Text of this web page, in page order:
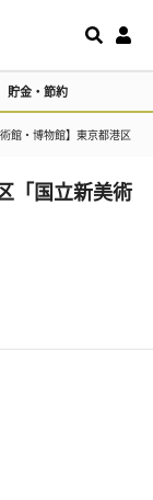
貯金・節約
術館・博物館】東京都港区「
「国立新美術